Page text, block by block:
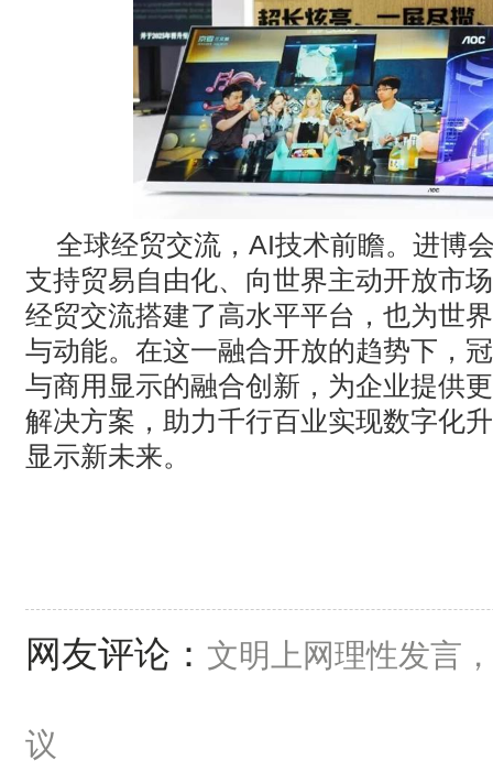
全球经贸交流， AI技术前瞻。进博
支持贸易自由化、向世界主动开放市
经贸交流搭建了高水平平台，也为世
与动能。在这一融合开放的趋势下，
与商用显示的融合创新，为企业提供
解决方案，助力千行百业实现数字化
显示新未来。
网友评论： 文明上网理性发言
议